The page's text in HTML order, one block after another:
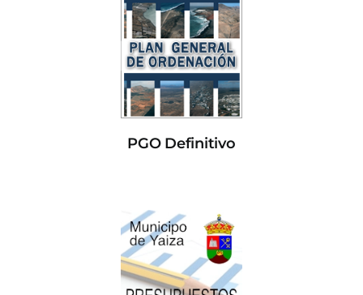
PGO Definitivo